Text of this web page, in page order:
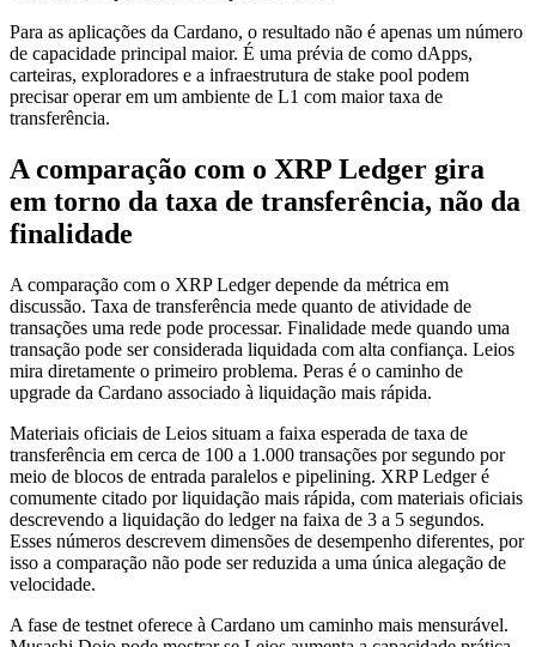
Para as aplicações da Cardano, o resultado não é apenas um número
de capacidade principal maior. É uma prévia de como dApps,
carteiras, exploradores e a infraestrutura de stake pool podem
precisar operar em um ambiente de L1 com maior taxa de
transferência.
A comparação com o XRP Ledger gira
em torno da taxa de transferência, não da
finalidade
A comparação com o XRP Ledger depende da métrica em
discussão. Taxa de transferência mede quanto de atividade de
transações uma rede pode processar. Finalidade mede quando uma
transação pode ser considerada liquidada com alta confiança. Leios
mira diretamente o primeiro problema. Peras é o caminho de
upgrade da Cardano associado à liquidação mais rápida.
Materiais oficiais de Leios situam a faixa esperada de taxa de
transferência em cerca de 100 a 1.000 transações por segundo por
meio de blocos de entrada paralelos e pipelining. XRP Ledger é
comumente citado por liquidação mais rápida, com materiais oficiais
descrevendo a liquidação do ledger na faixa de 3 a 5 segundos.
Esses números descrevem dimensões de desempenho diferentes, por
isso a comparação não pode ser reduzida a uma única alegação de
velocidade.
A fase de testnet oferece à Cardano um caminho mais mensurável.